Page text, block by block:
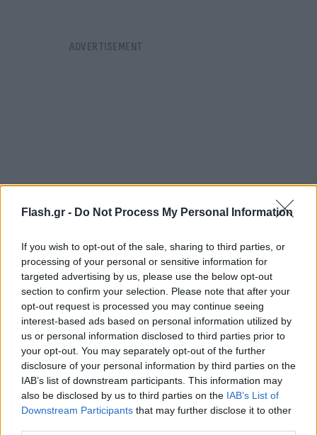
Flash.gr - Do Not Process My Personal Information
If you wish to opt-out of the sale, sharing to third parties, or
processing of your personal or sensitive information for
targeted advertising by us, please use the below opt-out
section to confirm your selection. Please note that after your
opt-out request is processed you may continue seeing
interest-based ads based on personal information utilized by
us or personal information disclosed to third parties prior to
your opt-out. You may separately opt-out of the further
disclosure of your personal information by third parties on the
IAB’s list of downstream participants. This information may
also be disclosed by us to third parties on the IAB’s List of
Downstream Participants that may further disclose it to other
Δέσποινα Μοιραράκη«έσπασε» πρόσφατα τη
σιωπή της και μίλησε πρώτη φορά για την
περιπέτεια υγείας του άνδρα της με τον καρκίνο
στο Secret των Παραπολιτικών και τη Σάσα
Σταμάτη.
Στα τέλη του 2018 οΓιάννης Κοντούλης
διαγνώστηκε με καρκίνο στην αμυγδαλή. «Μας